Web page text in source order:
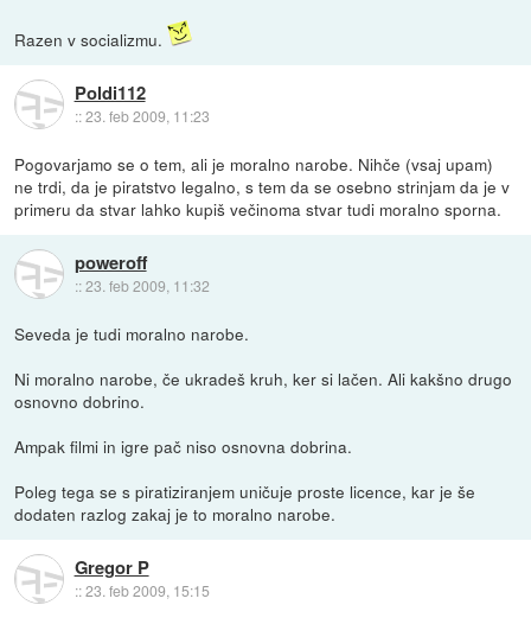
Razen v socializmu.
Poldi112
::23. feb 2009, 11:23
Pogovarjamo se o tem, ali je moralno narobe. Nihče (vsaj upam)
ne trdi, da je piratstvo legalno, s tem da se osebno strinjam da je v
primeru da stvar lahko kupiš večinoma stvar tudi moralno sporna.
poweroff
::23. feb 2009, 11:32
Seveda je tudi moralno narobe.
Ni moralno narobe, če ukradeš kruh, ker si lačen. Ali kakšno drugo
osnovno dobrino.
Ampak filmi in igre pač niso osnovna dobrina.
Poleg tega se s piratiziranjem uničuje proste licence, kar je še
dodaten razlog zakaj je to moralno narobe.
Gregor P
::23. feb 2009, 15:15